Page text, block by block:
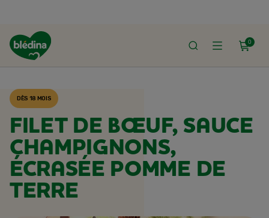
0
ACCUEIL
DÈS 18 MOIS
FILET DE BŒUF, SAUCE
CHAMPIGNONS,
ÉCRASÉE POMME DE
TERRE